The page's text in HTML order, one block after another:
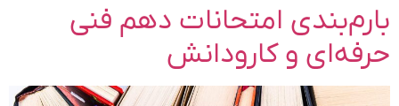
بارم‌بندی امتحانات دهم فنی
حرفه‌ای و کارودانش